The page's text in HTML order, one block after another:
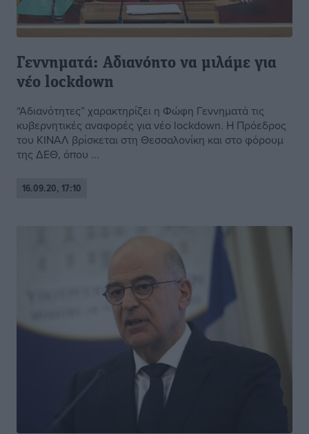
Γεννηματά: Αδιανόητο να μιλάμε για
νέο lockdown
“Αδιανότητες” χαρακτηρίζει η Φώφη Γεννηματά τις
κυβερνητικές αναφορές για νέο lockdown. Η Πρόεδρος
του ΚΙΝΑΛ βρίσκεται στη Θεσσαλονίκη και στο φόρουμ
της ΔΕΘ, όπου ...
16.09.20, 17:10